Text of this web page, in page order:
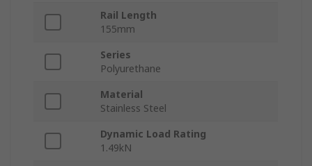
Rail Length
155mm
Series
Polyurethane
Material
Stainless Steel
Dynamic Load Rating
1.49kN